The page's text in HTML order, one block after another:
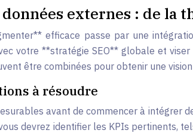
externes : de la
efficace passe par une
votre **stratégie SEO** globale et
être combinées pour obtenir une
à résoudre
avant de commencer à intégrer
devrez identifier les KPIs pertinents,